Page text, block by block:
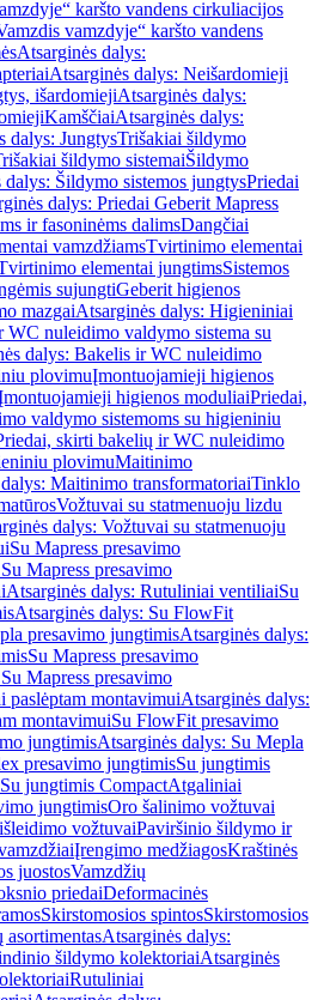
karšto vandens cirkuliacijos
vamzdyje“ karšto vandens
Atsarginės dalys:
Atsarginės dalys: Neišardomieji
išardomiejiAtsarginės dalys:
KamščiaiAtsarginės dalys:
dalys: JungtysTrišakiai šildymo
šildymo sistemaiŠildymo
dalys: Šildymo sistemos jungtysPriedai
dalys: Priedai Geberit Mapress
ir fasoninėms dalimsDangčiai
vamzdžiamsTvirtinimo elementai
elementai jungtimsSistemos
sujungtiGeberit higienos
mazgaiAtsarginės dalys: Higieniniai
WC nuleidimo valdymo sistema su
dalys: Bakelis ir WC nuleidimo
plovimuĮmontuojamieji higienos
higienos moduliaiPriedai,
valdymo sistemoms su higieniniu
skirti bakelių ir WC nuleidimo
plovimuMaitinimo
Maitinimo transformatoriaiTinklo
Vožtuvai su statmenuoju lizdu
dalys: Vožtuvai su statmenuoju
Su Mapress presavimo
Mapress presavimo
Atsarginės dalys: Rutuliniai ventiliaiSu
Atsarginės dalys: Su FlowFit
presavimo jungtimisAtsarginės dalys:
Su Mapress presavimo
Mapress presavimo
montavimuiAtsarginės dalys:
montavimuiSu FlowFit presavimo
jungtimisAtsarginės dalys: Su Mepla
presavimo jungtimisSu jungtimis
jungtimis CompactAtgaliniai
jungtimisOro šalinimo vožtuvai
vožtuvaiPaviršinio šildymo ir
Įrengimo medžiagosKraštinės
juostosVamzdžių
priedaiDeformacinės
Skirstomosios spintosSkirstomosios
Atsarginės dalys:
šildymo kolektoriaiAtsarginės
Rutuliniai